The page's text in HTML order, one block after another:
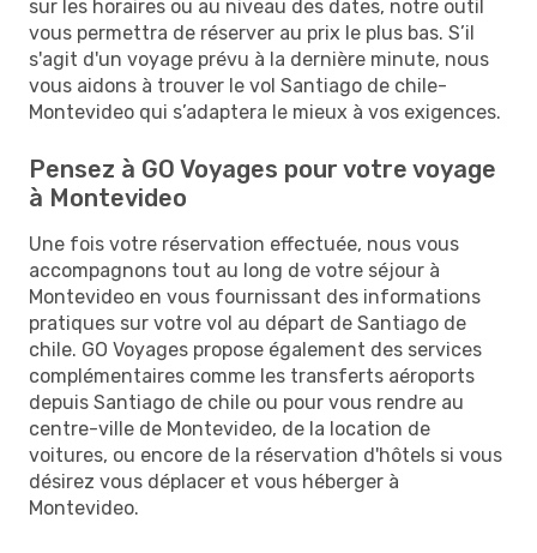
sur les horaires ou au niveau des dates, notre outil
vous permettra de réserver au prix le plus bas. S’il
s'agit d'un voyage prévu à la dernière minute, nous
vous aidons à trouver le vol Santiago de chile-
Montevideo qui s’adaptera le mieux à vos exigences.
Pensez à GO Voyages pour votre voyage
à Montevideo
Une fois votre réservation effectuée, nous vous
accompagnons tout au long de votre séjour à
Montevideo en vous fournissant des informations
pratiques sur votre vol au départ de Santiago de
chile. GO Voyages propose également des services
complémentaires comme les transferts aéroports
depuis Santiago de chile ou pour vous rendre au
centre-ville de Montevideo, de la location de
voitures, ou encore de la réservation d'hôtels si vous
désirez vous déplacer et vous héberger à
Montevideo.